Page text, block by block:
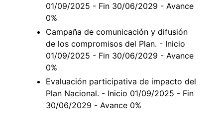
01/09/2025 - Fin 30/06/2029 - Avance
0%
Campaña de comunicación y difusión
de los compromisos del Plan. - Inicio
01/09/2025 - Fin 30/06/2029 - Avance
0%
Evaluación participativa de impacto del
Plan Nacional. - Inicio 01/09/2025 - Fin
30/06/2029 - Avance 0%